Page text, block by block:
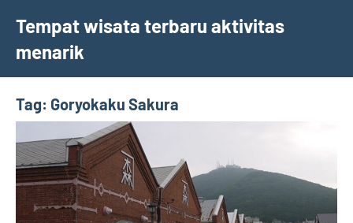
content
Tempat wisata terbaru aktivitas
menarik
Tag: Goryokaku Sakura